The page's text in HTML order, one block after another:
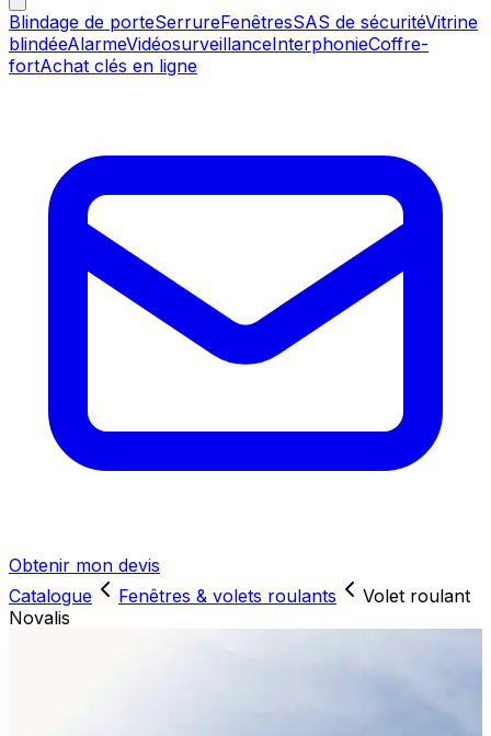
Blindage de porteSerrureFenêtresSAS de sécuritéVitrine
blindéeAlarmeVidéosurveillanceInterphonieCoffre-
fortAchat clés en ligne
Obtenir mon devis
Catalogue
Fenêtres & volets roulants
Volet roulant
Novalis